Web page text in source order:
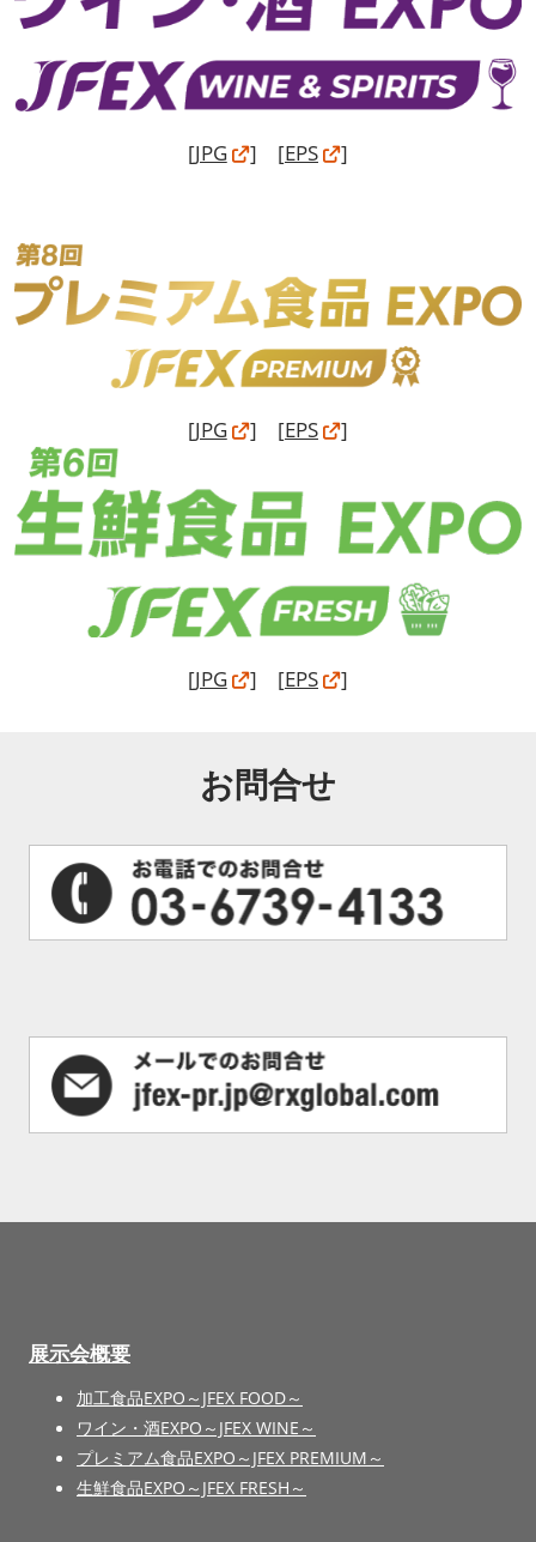
[JPG ] [EPS ]
[JPG ] [EPS ]
[JPG ] [EPS ]
お問合せ
展示会概要
加工食品EXPO～JFEX FOOD～
ワイン・酒EXPO～JFEX WINE～
プレミアム食品EXPO～JFEX PREMIUM～
生鮮食品EXPO～JFEX FRESH～